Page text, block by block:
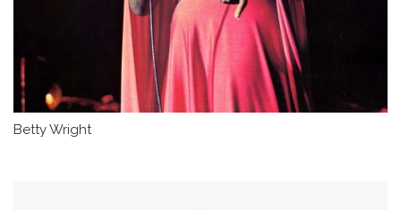
Betty Wright